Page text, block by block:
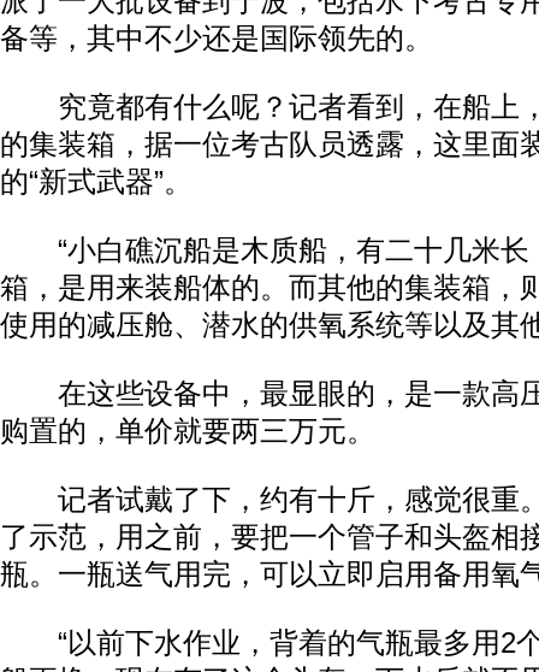
备等，其中不少还是国际领先的。
究竟都有什么呢？记者看到，在船上
的集装箱，据一位考古队员透露，这里面
的“新式武器”。
“小白礁沉船是木质船，有二十几米长
箱，是用来装船体的。而其他的集装箱，
使用的减压舱、潜水的供氧系统等以及其
在这些设备中，最显眼的，是一款高
购置的，单价就要两三万元。
记者试戴了下，约有十斤，感觉很重
了示范，用之前，要把一个管子和头盔相
瓶。一瓶送气用完，可以立即启用备用氧
“以前下水作业，背着的气瓶最多用2